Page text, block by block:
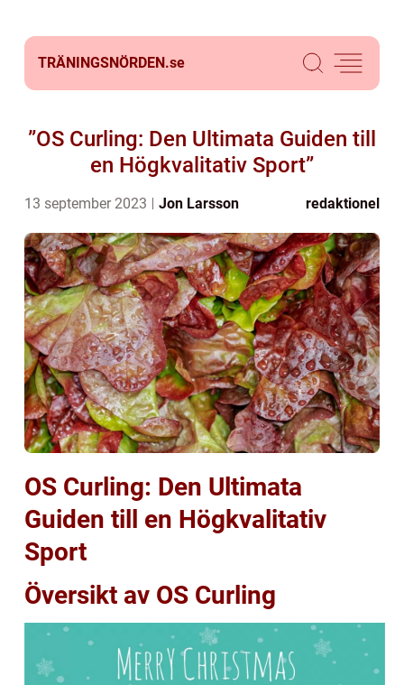
TRÄNINGSNÖRDEN.se
”OS Curling: Den Ultimata Guiden till
en Högkvalitativ Sport”
13 september 2023 Jon Larsson redaktionel
OS Curling: Den Ultimata
Guiden till en Högkvalitativ
Sport
Översikt av OS Curling